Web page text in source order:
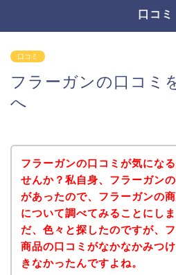
口コミ
口コミ
フラーガンの口コミ
へ
フラーガンの口コミが気にな
せんか？私自身、フラーガン
があったので、フラーガンの
について調べてみることにし
だ、色々と探したのですが、
商品の口コミがなかなかみつ
きなかったんですよね。